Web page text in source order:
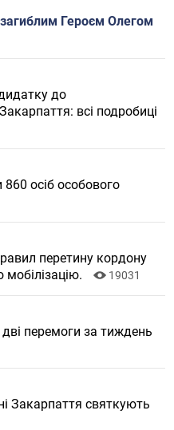
Героєм Олегом
до
всі подробиці
осіб особового
перетину кордону
мобілізацію.
19031
перемоги за тиждень
Закарпаття святкують